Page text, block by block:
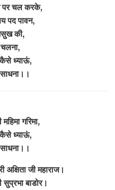
पर चल करके,
पद पावन,
की,
ध्याऊं,
गरिमा,
ध्याऊं,
जी महाराज।
सुप्रभा बाडोर।